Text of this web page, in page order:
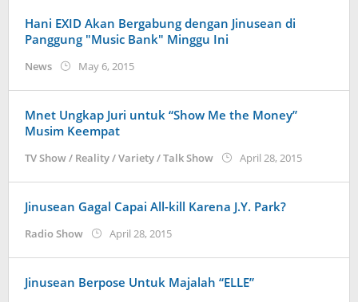
Hani EXID Akan Bergabung dengan Jinusean di
Panggung "Music Bank" Minggu Ini
News May 6, 2015by
Mnet Ungkap Juri untuk “Show Me the Money”
Musim Keempat
TV Show / Reality / Variety / Talk Show April 28, 2015by
Jinusean Gagal Capai All-kill Karena J.Y. Park?
Radio Show April 28, 2015by
Jinusean Berpose Untuk Majalah “ELLE”